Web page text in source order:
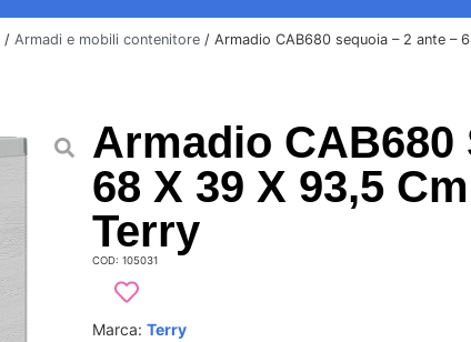
/ Armadi e mobili contenitore / Armadio CAB680 sequoia – 2 ante –
Armadio CAB680
68 X 39 X 93,5
Terry
COD: 105031
Marca: Terry